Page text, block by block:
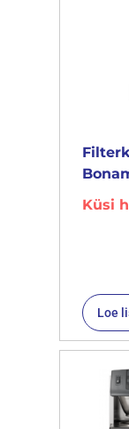
Küsi
Loe